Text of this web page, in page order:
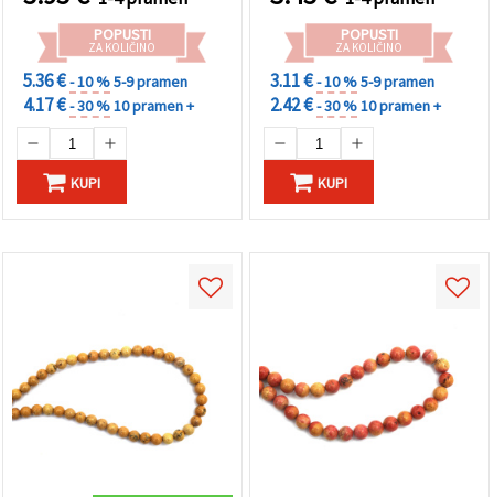
POPUSTI
ZA KOLIČINO
5.36 €- 10 %5-9 pramen
4.17 €- 30 %10 pramen +
KUPI
POPUSTI
ZA KOLIČINO
3.11 €- 10 %5-9 pramen
2.42 €- 30 %10 pramen +
KUPI